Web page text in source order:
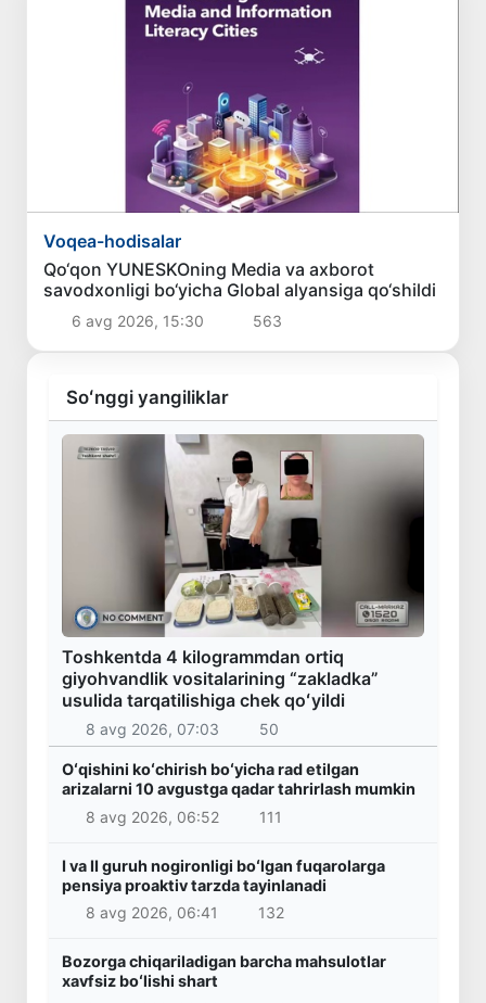
Voqea-hodisalar
Qo‘qon YUNESKOning Media va axborot
savodxonligi bo‘yicha Global alyansiga qo‘shildi
6 avg 2026, 15:30 563
Soʻnggi yangiliklar
Toshkentda 4 kilogrammdan ortiq
giyohvandlik vositalarining “zakladka”
usulida tarqatilishiga chek qoʻyildi
8 avg 2026, 07:03 50
Oʻqishini koʻchirish boʻyicha rad etilgan
arizalarni 10 avgustga qadar tahrirlash mumkin
8 avg 2026, 06:52
111
I va II guruh nogironligi boʻlgan fuqarolarga
pensiya proaktiv tarzda tayinlanadi
8 avg 2026, 06:41
132
Bozorga chiqariladigan barcha mahsulotlar
xavfsiz boʻlishi shart